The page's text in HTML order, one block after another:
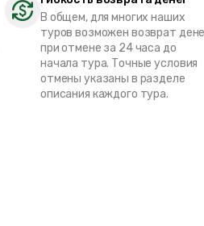
В общем, для многих наших
туров возможен возврат
при отмене за 24 часа до
начала тура. Точные условия
отмены указаны в разделе
описания каждого тура.